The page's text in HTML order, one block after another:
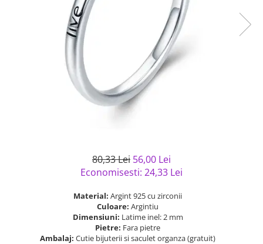
Bijuterii argint placat cu aur
Bijuterii argint cu diverse
Bijuterii argint cu murano
Bijuterii de Lux
Bijuterii gotice si rock
Bijuterii Handmade
Bijuterii fantezie
Casete si cutii de bijuterii
Solutii si lavete de curatare
80,33 Lei 56,00 Lei
Economisesti: 24,33 Lei
Material: Argint 925 cu zirconii
Culoare: Argintiu
Dimensiuni: Latime inel: 2 mm
Pietre: Fara pietre
Ambalaj: Cutie bijuterii si saculet organza (gratuit)